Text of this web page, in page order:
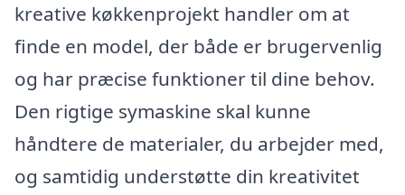
kreative køkkenprojekt handler om at
finde en model, der både er brugervenlig
og har præcise funktioner til dine behov.
Den rigtige symaskine skal kunne
håndtere de materialer, du arbejder med,
og samtidig understøtte din kreativitet